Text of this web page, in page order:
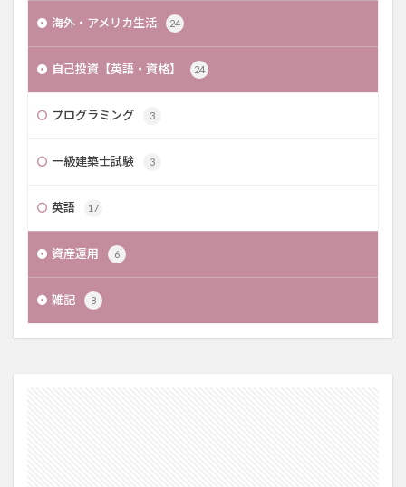
海外・アメリカ生活 24
自己投資【英語・資格】 24
プログラミング 3
一級建築士試験 3
英語 17
資産運用 6
雑記 8